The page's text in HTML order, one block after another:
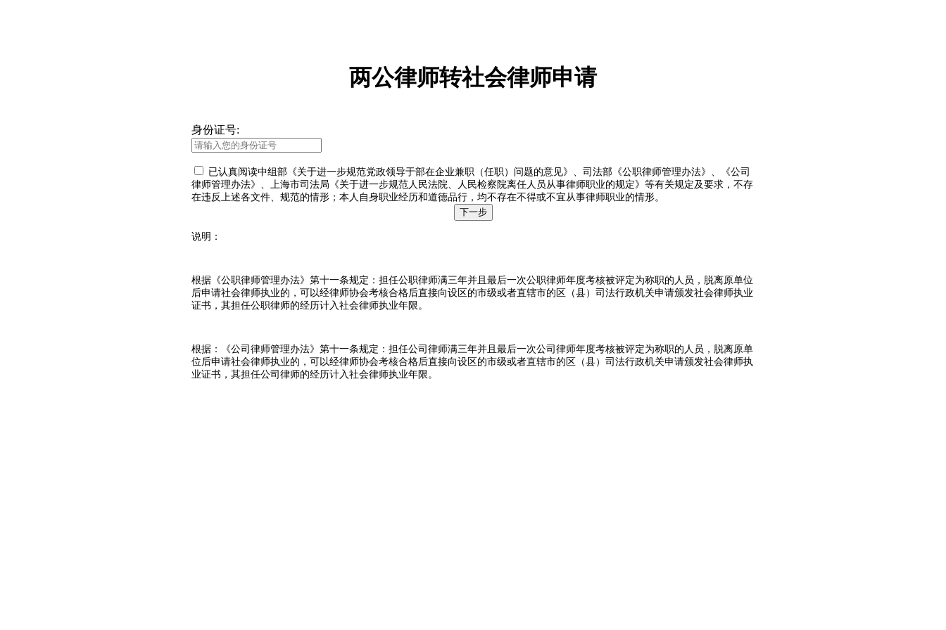
两公律师转社会律师申请
身份证号:
已认真阅读中组部《关于进一步规范党政领导于部在企业兼职（任职）问题的意见》、司法部《公职律师管理办法》、《公司
律师管理办法》、上海市司法局《关于进一步规范人民法院、人民检察院离任人员从事律师职业的规定》等有关规定及要求，不存
在违反上述各文件、规范的情形；本人自身职业经历和道德品行，均不存在不得或不宜从事律师职业的情形。
下一步
说明：
根据《公职律师管理办法》第十一条规定：担任公职律师满三年并且最后一次公职律师年度考核被评定为称职的人员，脱离原单位
后申请社会律师执业的，可以经律师协会考核合格后直接向设区的市级或者直辖市的区（县）司法行政机关申请颁发社会律师执业
证书，其担任公职律师的经历计入社会律师执业年限。
根据：《公司律师管理办法》第十一条规定：担任公司律师满三年并且最后一次公司律师年度考核被评定为称职的人员，脱离原单
位后申请社会律师执业的，可以经律师协会考核合格后直接向设区的市级或者直辖市的区（县）司法行政机关申请颁发社会律师执
业证书，其担任公司律师的经历计入社会律师执业年限。